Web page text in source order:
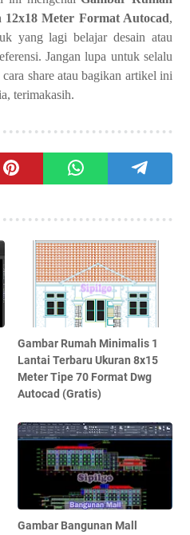
Meter Format Autocad,
yang lagi belajar desain atau
Jangan lupa untuk selalu
share atau bagikan artikel ini
terimakasih.
Gambar Rumah Minimalis 1
Lantai Terbaru Ukuran 8x15
Meter Tipe 70 Format Dwg
Autocad (Gratis)
Gambar Bangunan Mall